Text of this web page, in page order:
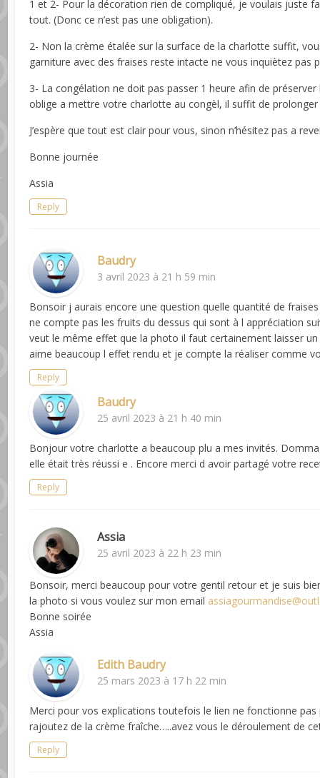
1 et 2- Pour la décoration rien de compliqué, je voulais juste
tout. (Donc ce n’est pas une obligation).
2- Non la crème étalée sur la surface de la charlotte suffit,
garniture avec des fraises reste intacte ne vous inquiètez pas
3- La congélation ne doit pas passer 1 heure afin de
oblige a mettre votre charlotte au congèl, il suffit de
J’espère que tout est clair pour vous, sinon n’hésitez pas a
Bonne journée
Assia
Reply
Baudry
3 avril 2023 à 21 h 59 min
Bonsoir j aurais encore une question quelle quantité de
ne compte pas les fruits du dessus qui sont à l appréciation
veut le même effet que la photo il faut certainement laisser
aime beaucoup l effet rendu et je compte la réaliser comme
Reply
Baudry
25 avril 2023 à 21 h 40 min
Bonjour votre charlotte a beaucoup plu a mes invités.
elle était très réussi e . Encore merci d avoir partagé votre
Reply
Assia
25 avril 2023 à 22 h 23 min
Bonsoir, merci beaucoup pour votre gentil retour et je suis
la photo si vous voulez sur mon email
Bonne soirée
Assia
Edith Baudry
25 mars 2023 à 17 h 22 min
Merci pour vos explications toutefois le lien ne fonctionne
rajoutez de la crème fraîche…..avez vous le déroulement de
Reply